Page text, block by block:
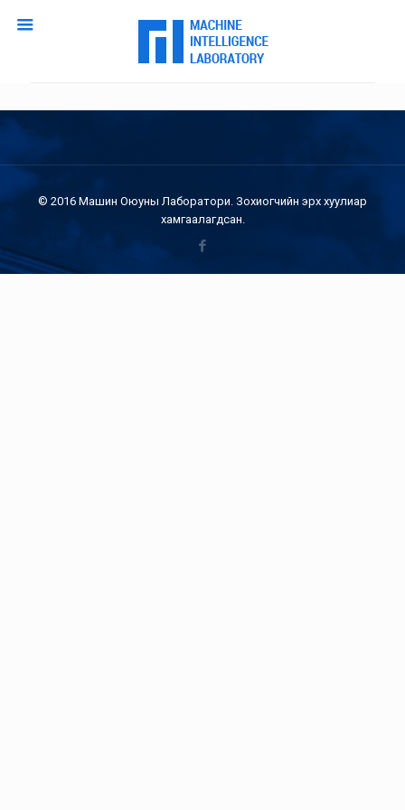
© 2016 Машин Оюуны Лаборатори. Зохиогчийн эрх хуулиар
хамгаалагдсан.